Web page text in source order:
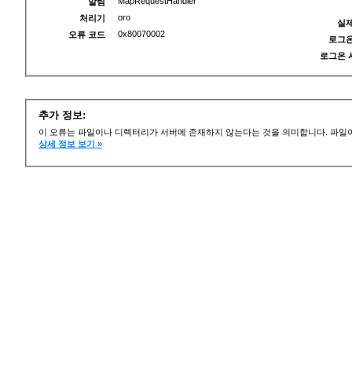
처리기
oro
오류 코드
0x80070002
실
로그
로그온
추가 정보:
이 오류는 파일이나 디렉터리가 서버에 존재하지 않는다는 것을 의미합니다. 파
상세 정보 보기 »